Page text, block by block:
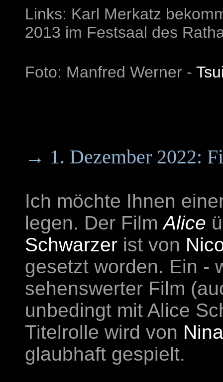
Links: Karl Merkatz
2013 im Festsaal des
Foto: Manfred Werner -
→ 1. Dezember 2022:
Ich möchte Ihnen
legen. Der FilmAlice
Schwarzer ist von
gesetzt worden. Ein -
sehenswerter Film
unbedingt mit Alice
Titelrolle wird von
glaubhaft gespielt.